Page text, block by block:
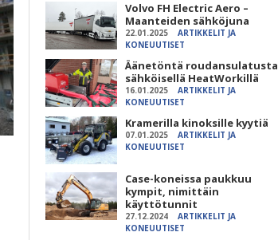
Volvo FH Electric Aero –
Maanteiden sähköjuna
22.01.2025
ARTIKKELIT JA
KONEUUTISET
Äänetöntä roudansulatusta
sähköisellä HeatWorkillä
16.01.2025
ARTIKKELIT JA
KONEUUTISET
Kramerilla kinoksille kyytiä
07.01.2025
ARTIKKELIT JA
KONEUUTISET
Case-koneissa paukkuu
kympit, nimittäin
käyttötunnit
27.12.2024
ARTIKKELIT JA
KONEUUTISET